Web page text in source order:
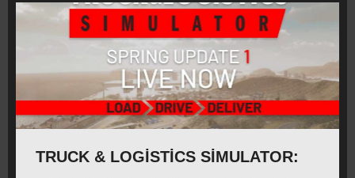
CAREERS
İLETIŞIM
BASIN
TRUCK & LOGISTICS SIMULATOR: